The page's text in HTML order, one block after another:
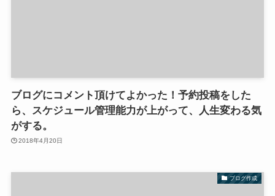
ブログにコメント頂けてよかった！予約投稿をした
ら、スケジュール管理能力が上がって、人生変わる気
がする。
2018年4月20日
ブログ作成